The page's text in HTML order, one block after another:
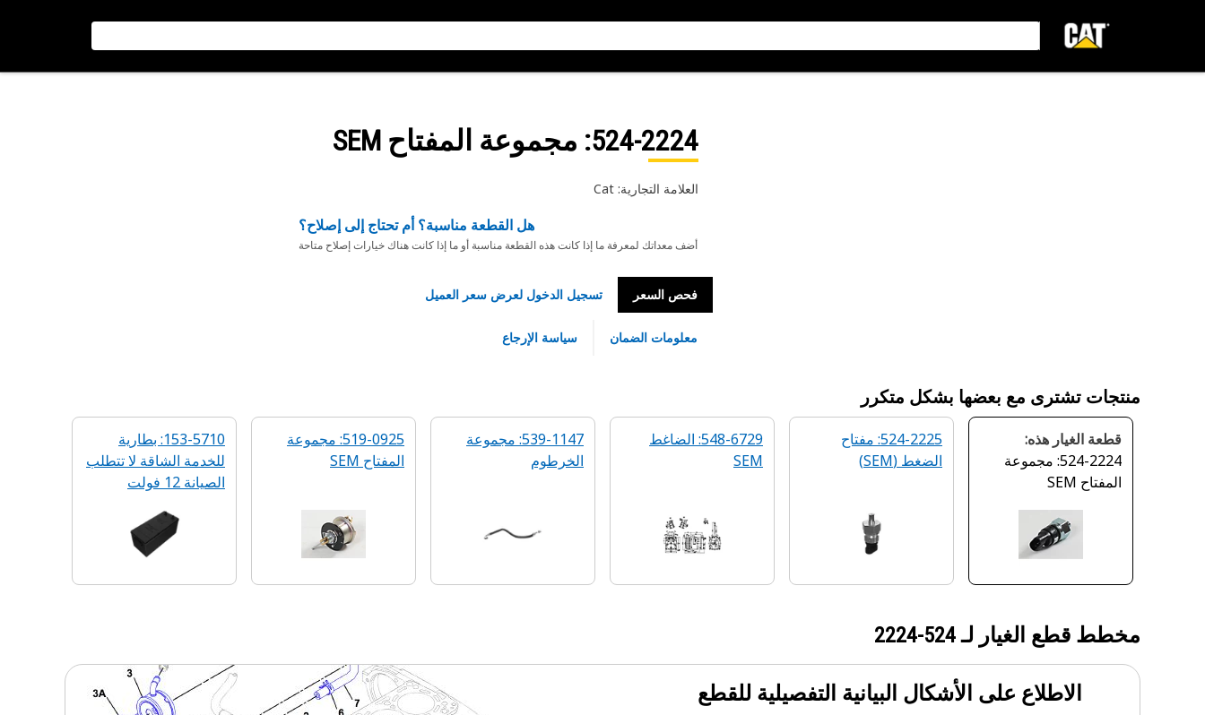
524-2224: مجموعة المفتاح SEM
العلامة التجارية: Cat
هل القطعة مناسبة؟ أم تحتاج إلى إصلاح؟
أضف معداتك لمعرفة ما إذا كانت هذه القطعة مناسبة أو ما إذا كانت هناك خيارات إصلاح متاحة
فحص السعر تسجيل الدخول لعرض سعر العميل
معلومات الضمان سياسة الإرجاع
منتجات تشترى مع بعضها بشكل متكرر
قطعة الغيار هذه:
524-2224: مجموعة
المفتاح SEM
524-2225: مفتاح
الضغط (SEM)
548-6729: الضاغط
SEM
539-1147: مجموعة
الخرطوم
519-0925: مجموعة
المفتاح SEM
153-5710: بطارية
للخدمة الشاقة لا تتطلب
الصيانة 12 فولت
مخطط قطع الغيار لـ524-2224
الاطلاع على الأشكال البيانية التفصيلية للقطع